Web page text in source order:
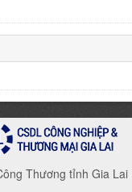
Thương tỉnh Gia Lai